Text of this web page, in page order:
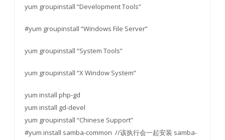
yum groupinstall “Development Tools”
#yum groupinstall “Windows File Server”
yum groupinstall “System Tools”
yum groupinstall “X Window System”
yum install php-gd
yum install gd-devel
yum groupinstall “Chinese Support”
#yum install samba-common //该执行会一起安装 samba-